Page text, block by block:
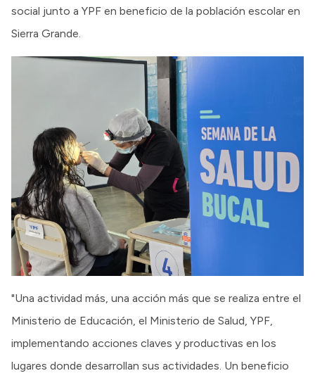
social junto a YPF en beneficio de la población escolar en
Sierra Grande.
"Una actividad más, una acción más que se realiza entre el
Ministerio de Educación, el Ministerio de Salud, YPF,
implementando acciones claves y productivas en los
lugares donde desarrollan sus actividades. Un beneficio